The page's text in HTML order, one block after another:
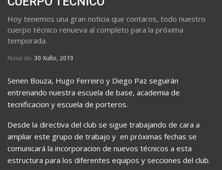
Hoy tenemos una gran noticia que contaros, todo nuestro
cuerpo técnico renueva al completo para la próxima
temporada.
Nova do 30 Xullo, 2019
Senen Bouza, Hugo Ferreiro y Diego Paz seguirán
entrenando nuestra escuela de base, academia de
tecnificacion y escuela de porteros.
Desde la directiva del club se sigue trabajando de cara a
ampliar este grupo de trabajo y en próximas fechas se
comunicará la incorporacion de nuevos técnicos a esta
estructura para los diferentes equipos y secciones del club.